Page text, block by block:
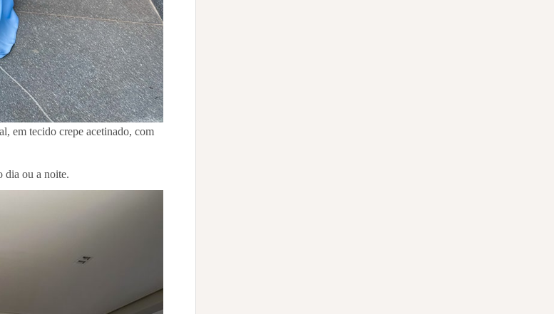
em tecido crepe acetinado, com
dia ou a noite.